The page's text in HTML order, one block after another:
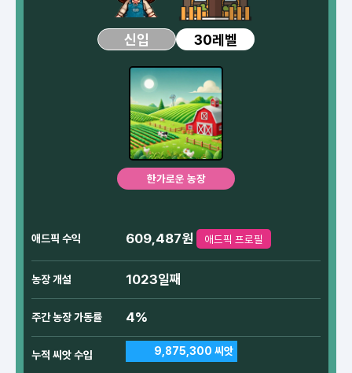
신입 30레벨
한가로운 농장
애드픽 수익 609,487원 애드픽 프로필
농장 개설 1023일째
주간 농장 가동률 4%
누적 씨앗 수입 9,875,300 씨앗